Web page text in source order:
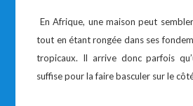
En Afrique, une maison peut
tout en étant rongée dans ses
tropicaux. Il arrive donc parfois
suffise pour la faire basculer sur le